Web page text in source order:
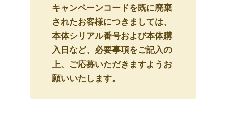
キャンペーンコードを既に廃棄
されたお客様につきましては、
本体シリアル番号および本体購
入日など、必要事項をご記入の
上、ご応募いただきますようお
願いいたします。